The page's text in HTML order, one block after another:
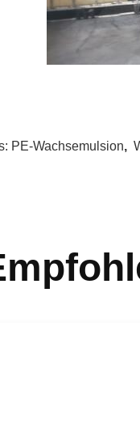
PE-Wachsemulsion,